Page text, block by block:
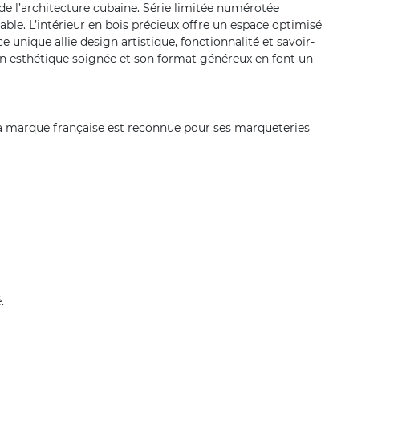
l’architecture cubaine. Série limitée numérotée
L’intérieur en bois précieux offre un espace optimisé
unique allie design artistique, fonctionnalité et savoir-
esthétique soignée et son format généreux en font un
marque française est reconnue pour ses marqueteries